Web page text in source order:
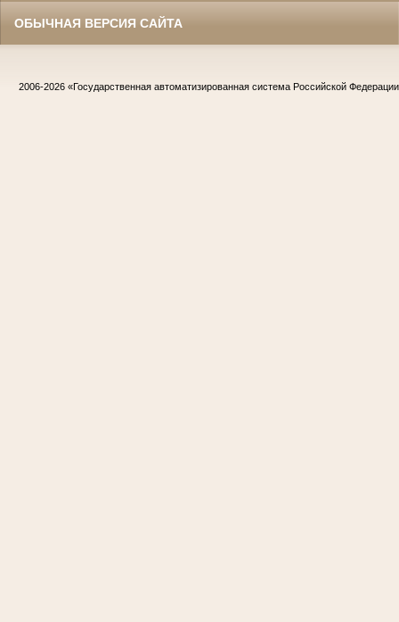
ОБЫЧНАЯ ВЕРСИЯ САЙТА
2006-2026 «Государственная автоматизированная система Российской